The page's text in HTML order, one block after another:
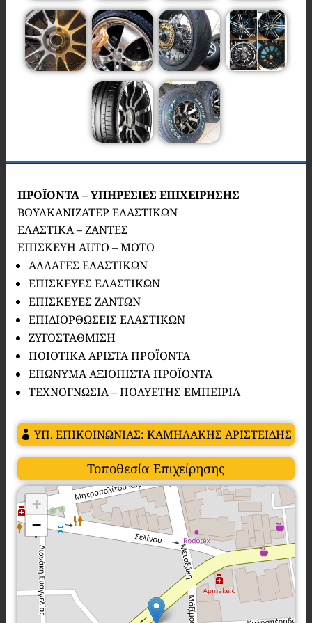
ΠΡΟΪΟΝΤΑ – ΥΠΗΡΕΣΙΕΣ ΕΠΙΧΕΙΡΗΣΗΣ
ΒΟΥΛΚΑΝΙΖΑΤΕΡ ΕΛΑΣΤΙΚΩΝ
ΕΛΑΣΤΙΚΑ – ΖΑΝΤΕΣ
ΕΠΙΣΚΕΥΗ AUTO – MOTO
ΑΛΛΑΓΕΣ ΕΛΑΣΤΙΚΩΝ
ΕΠΙΣΚΕΥΕΣ ΕΛΑΣΤΙΚΩΝ
ΕΠΙΣΚΕΥΕΣ ΖΑΝΤΩΝ
ΕΠΙΔΙΟΡΘΩΣΕΙΣ ΕΛΑΣΤΙΚΩΝ
ΖΥΓΟΣΤΑΘΜΙΣΗ
ΠΟΙΟΤΙΚΑ ΑΡΙΣΤΑ ΠΡΟΪΟΝΤΑ
ΕΠΩΝΥΜΑ ΑΞΙΟΠΙΣΤΑ ΠΡΟΪΟΝΤΑ
ΤΕΧΝΟΓΝΩΣΙΑ – ΠΟΛΥΕΤΗΣ ΕΜΠΕΙΡΙΑ
ΥΠ. ΕΠΙΚΟΙΝΩΝΙΑΣ: ΚΑΜΗΛΑΚΗΣ ΑΡΙΣΤΕΙΔΗΣ
Τοποθεσία Επιχείρησης
+
−